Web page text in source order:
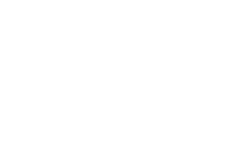
Kommentar